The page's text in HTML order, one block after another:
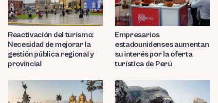
Reactivación del turismo:
Necesidad de mejorar la
gestión pública regional y
provincial
Empresarios
estadounidenses aumentan
su interés por la oferta
turística de Perú